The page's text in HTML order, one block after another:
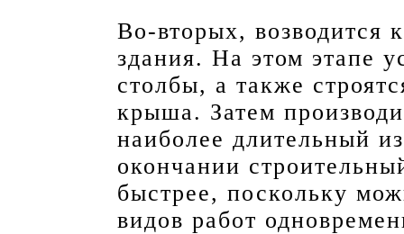
Во-вторых, возводится
здания. На этом этапе
столбы, а также
крыша. Затем
наиболее длительный
окончании
быстрее, поскольку
видов работ